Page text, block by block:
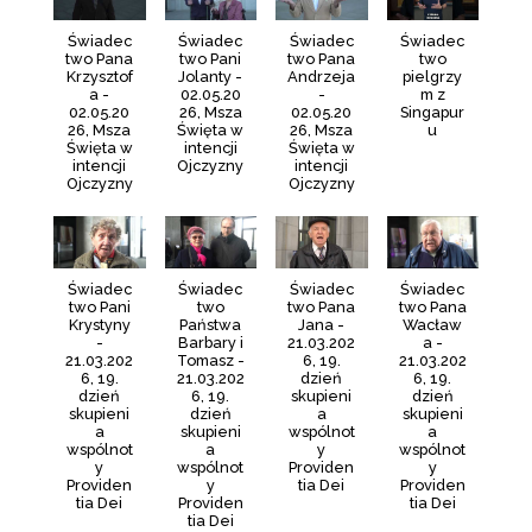
Świadec
two Pana
Krzysztof
a -
02.05.20
26, Msza
Święta w
intencji
Ojczyzny
Świadec
two Pani
Jolanty -
02.05.20
26, Msza
Święta w
intencji
Ojczyzny
Świadec
two Pana
Andrzeja
-
02.05.20
26, Msza
Święta w
intencji
Ojczyzny
Świadec
two
pielgrzy
m z
Singapur
u
Świadec
two Pani
Krystyny
-
21.03.202
6, 19.
dzień
skupieni
a
wspólnot
y
Providen
tia Dei
Świadec
two
Państwa
Barbary i
Tomasz -
21.03.202
6, 19.
dzień
skupieni
a
wspólnot
y
Providen
tia Dei
Świadec
two Pana
Jana -
21.03.202
6, 19.
dzień
skupieni
a
wspólnot
y
Providen
tia Dei
Świadec
two Pana
Wacław
a -
21.03.202
6, 19.
dzień
skupieni
a
wspólnot
y
Providen
tia Dei